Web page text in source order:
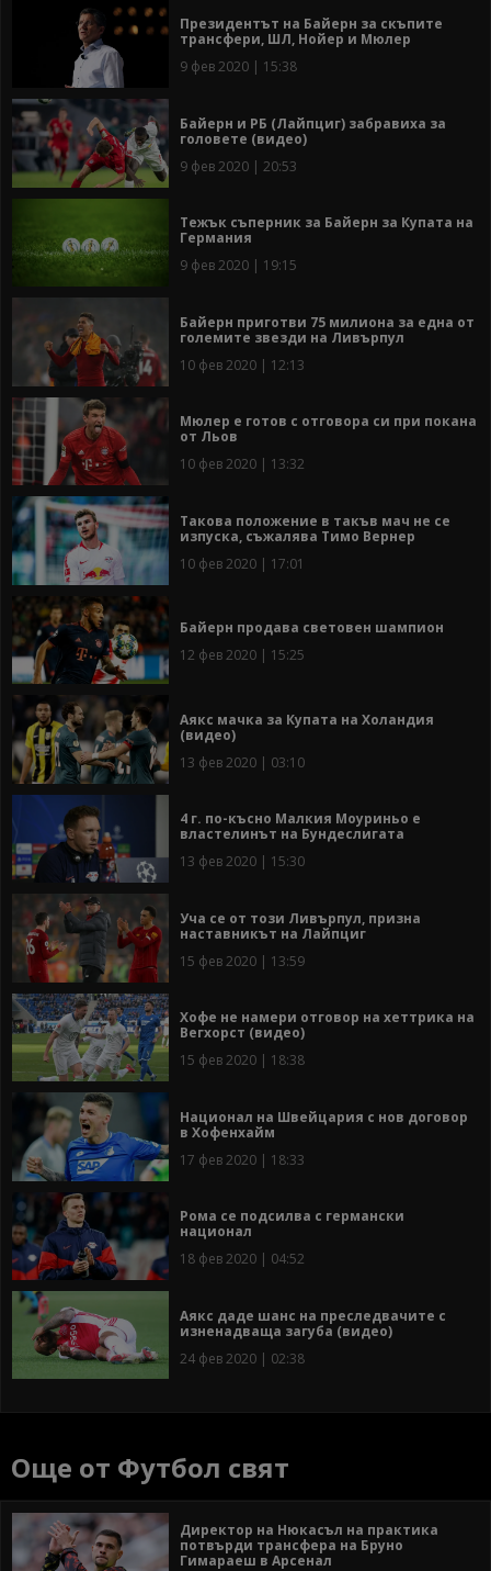
Президентът на Байерн за скъпите
трансфери, ШЛ, Нойер и Мюлер
9 фев 2020 | 15:38
Байерн и РБ (Лайпциг) забравиха за
головете (видео)
9 фев 2020 | 20:53
Тежък съперник за Байерн за Купата на
Германия
9 фев 2020 | 19:15
Байерн приготви 75 милиона за една от
големите звезди на Ливърпул
10 фев 2020 | 12:13
Мюлер е готов с отговора си при покана
от Льов
10 фев 2020 | 13:32
Такова положение в такъв мач не се
изпуска, съжалява Тимо Вернер
10 фев 2020 | 17:01
Байерн продава световен шампион
12 фев 2020 | 15:25
Аякс мачка за Купата на Холандия
(видео)
13 фев 2020 | 03:10
4 г. по-късно Малкия Моуриньо е
властелинът на Бундеслигата
13 фев 2020 | 15:30
Уча се от този Ливърпул, призна
наставникът на Лайпциг
15 фев 2020 | 13:59
Хофе не намери отговор на хеттрика на
Вегхорст (видео)
15 фев 2020 | 18:38
Национал на Швейцария с нов договор
в Хофенхайм
17 фев 2020 | 18:33
Рома се подсилва с германски
национал
18 фев 2020 | 04:52
Аякс даде шанс на преследвачите с
изненадваща загуба (видео)
24 фев 2020 | 02:38
Още от Футбол свят
Директор на Нюкасъл на практика
потвърди трансфера на Бруно
Гимараеш в Арсенал